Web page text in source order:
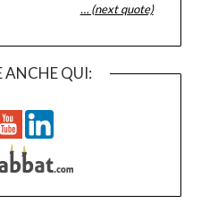
… (next quote)
ANCHE QUI: